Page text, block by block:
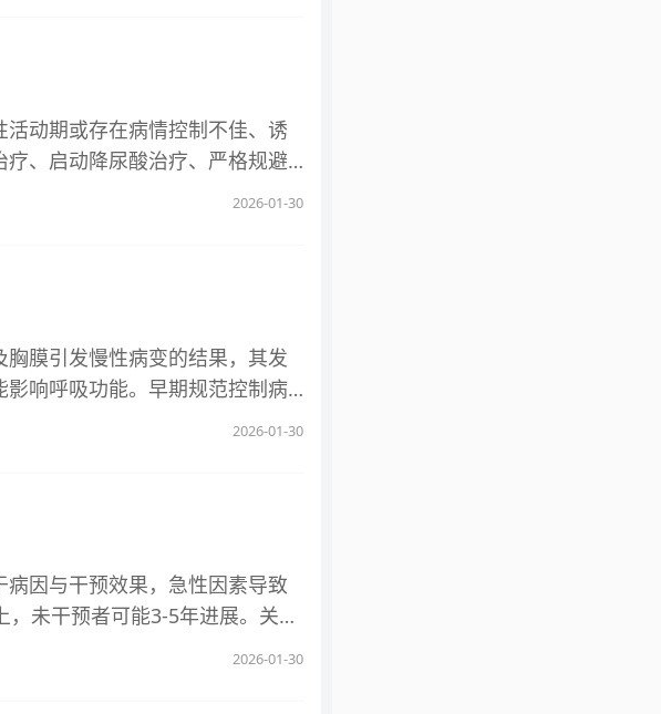
因检测方法不同，正常上限可
外，年龄、性别等个体差异也会
值下的临床意义可能与年轻男
优先选择无过敏风险的替代药
药物会抑制体内前列腺素合
量使用可能导致胃肠道黏膜损
者，使用后会加重胃肠道损
代谢排泄会受阻，导致药物在
不建议使用。 4、特殊人群 妊
儿动脉导管早闭的风险；药物
儿童的肝肾功能尚未发育完
群使用。 5、合并严重心血管
，如诱发或加重高血压、冠心
心力衰竭、冠心病等心血管疾
多方面因素评估。临床用药需
，配合医生完成评估，切勿自
动期或存在病情控制不佳、诱
、启动降尿酸治疗、严格规避
1、强化抗炎镇痛治疗 需在医生
据病情逐渐调整用药剂量，切
慢性期需在抗炎治疗基础上，
尿酸排泄，降低血尿酸水平至
量，避免血尿酸下降过快引发
脏、海鲜、浓肉汤等，避免饮酒
肿胀。日常需保证充足饮水，
理治疗辅助 在药物治疗的同
红外线照射等，促进局部血液
需在专业医生指导下进行，避
未完全控制时，不当理疗可能
、X线或双能CT检查，评估关
2026-01-30
膜引发慢性病变的结果，其发
响呼吸功能。早期规范控制病
整治疗，避免病变进展，保障
结构与功能改变。 红斑狼疮引
膜充血、水肿，伴随炎性渗
症会持续刺激胸膜组织，促使
增厚。当炎症累及双侧胸膜
密切相关。疾病活动度高、未
2026-01-30
因与干预效果，急性因素导致
未干预者可能3-5年进展。关键
测肾功能，才能最大程度降低
2026-01-30